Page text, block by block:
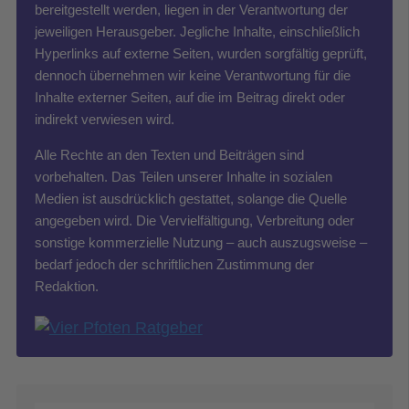
bereitgestellt werden, liegen in der Verantwortung der
jeweiligen Herausgeber. Jegliche Inhalte, einschließlich
Hyperlinks auf externe Seiten, wurden sorgfältig geprüft,
dennoch übernehmen wir keine Verantwortung für die
Inhalte externer Seiten, auf die im Beitrag direkt oder
indirekt verwiesen wird.
Alle Rechte an den Texten und Beiträgen sind
vorbehalten. Das Teilen unserer Inhalte in sozialen
Medien ist ausdrücklich gestattet, solange die Quelle
angegeben wird. Die Vervielfältigung, Verbreitung oder
sonstige kommerzielle Nutzung – auch auszugsweise –
bedarf jedoch der schriftlichen Zustimmung der
Redaktion.